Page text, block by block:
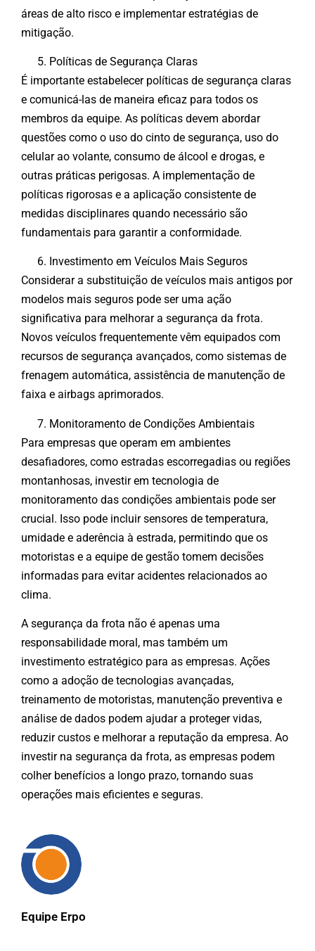
Equipe Erpo
áreas de alto risco e implementar estratégias de
mitigação.
Políticas de Segurança Claras
É importante estabelecer políticas de segurança claras
e comunicá-las de maneira eficaz para todos os
membros da equipe. As políticas devem abordar
questões como o uso do cinto de segurança, uso do
celular ao volante, consumo de álcool e drogas, e
outras práticas perigosas. A implementação de
políticas rigorosas e a aplicação consistente de
medidas disciplinares quando necessário são
fundamentais para garantir a conformidade.
Investimento em Veículos Mais Seguros
Considerar a substituição de veículos mais antigos por
modelos mais seguros pode ser uma ação
significativa para melhorar a segurança da frota.
Novos veículos frequentemente vêm equipados com
recursos de segurança avançados, como sistemas de
frenagem automática, assistência de manutenção de
faixa e airbags aprimorados.
Monitoramento de Condições Ambientais
Para empresas que operam em ambientes
desafiadores, como estradas escorregadias ou regiões
montanhosas, investir em tecnologia de
monitoramento das condições ambientais pode ser
crucial. Isso pode incluir sensores de temperatura,
umidade e aderência à estrada, permitindo que os
motoristas e a equipe de gestão tomem decisões
informadas para evitar acidentes relacionados ao
clima.
A segurança da frota não é apenas uma
responsabilidade moral, mas também um
investimento estratégico para as empresas. Ações
como a adoção de tecnologias avançadas,
treinamento de motoristas, manutenção preventiva e
análise de dados podem ajudar a proteger vidas,
reduzir custos e melhorar a reputação da empresa. Ao
investir na segurança da frota, as empresas podem
colher benefícios a longo prazo, tornando suas
operações mais eficientes e seguras.